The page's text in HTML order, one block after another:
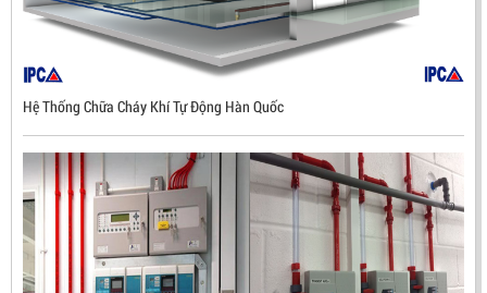
Hệ Thống Chữa Cháy Khí Tự Động Hàn Quốc